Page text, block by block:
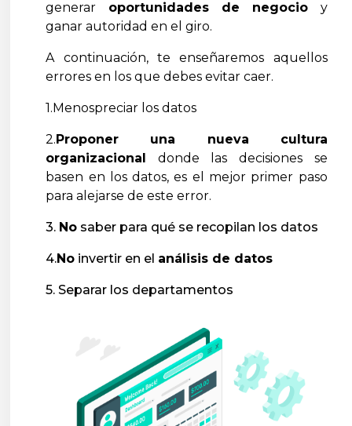
generar oportunidades de negocio y
ganar autoridad en el giro.
A continuación, te enseñaremos aquellos
errores en los que debes evitar caer.
1.Menospreciar los datos
2. Proponer una nueva cultura
organizacional
donde las decisiones se
basen en los datos, es el mejor primer paso
para alejarse de este error.
3. No saber para qué se recopilan los datos
4.No invertir en el análisis de datos
5. Separar los departamentos